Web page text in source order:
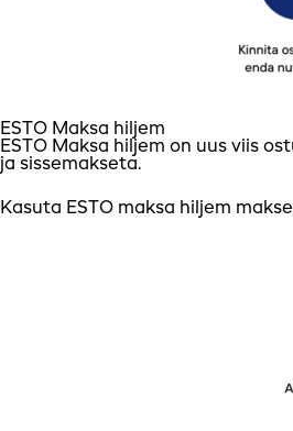
ESTO Maksa hiljem
ESTO Maksa hiljem on uus viis
ja sissemakseta.
Kasuta ESTO maksa hiljem